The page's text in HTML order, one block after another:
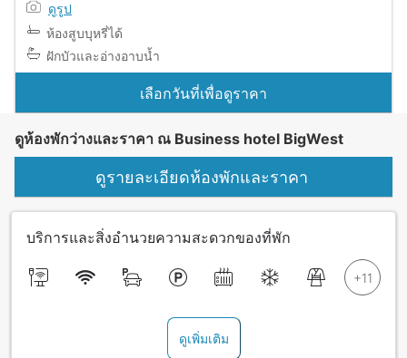
ดูรูป
ห้องสูบบุหรี่ได้
ฝักบัวและอ่างอาบน้ำ
เลือกวันที่เพื่อดูราคา
ดูห้องพักว่างและราคา ณ Business hotel BigWest
ดูรายละเอียดห้องพักและราคา
บริการและสิ่งอำนวยความสะดวกของที่พัก
ดูเพิ่มเติม